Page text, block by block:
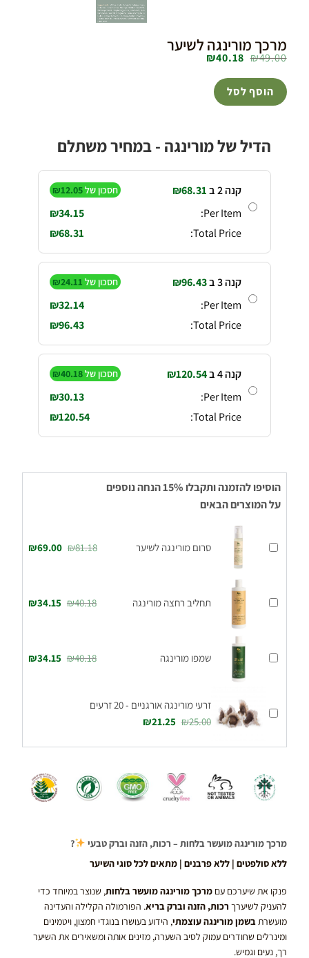
מרכך מורינגה לשיער
₪49.00
₪40.18
הוסיפו להזמנה ותקבלו 15% הנחה נוספים
על המוצרים הבאים
סרום מורינגה לשיער ₪81.18
₪69.00
תחליב רחצה מורינגה ₪40.18
₪34.15
שמפו מורינגה ₪40.18
₪34.15
זרעי מורינגה אורגניים - 20 זרעים
₪25.00
₪21.25
הדיל של מורינגה - במחיר משתלם
קנה 2 ב ₪68.31 חסכון של ₪12.05
Per Item:
₪34.15
Total Price:
₪68.31
קנה 3 ב ₪96.43 חסכון של ₪24.11
Per Item:
₪32.14
Total Price:
₪96.43
קנה 4 ב ₪120.54 חסכון של ₪40.18
Per Item:
₪30.13
Total Price:
₪120.54
הוסף לסל
מרכך מורינגה מועשר בלחות – רכות, הזנה וברק טבעי
?
ללא סולפטים | ללא פרבנים | מתאים לכל סוגי השיער
פנקו את שיערכם עםמרכך מורינגה מועשר בלחות, שנוצר במיוחד כדי
להעניק לשיערך רכות, הזנה וברק בריא. הפורמולה הקלילה והעדינה
מועשרתבשמן מורינגה עוצמתי, הידוע בעושרו בנוגדי חמצון, ויטמינים
ומינרלים שחודרים עמוק לסיב השערה, מזינים אותה ומשאירים את השיער
רך, נעים וגמיש.